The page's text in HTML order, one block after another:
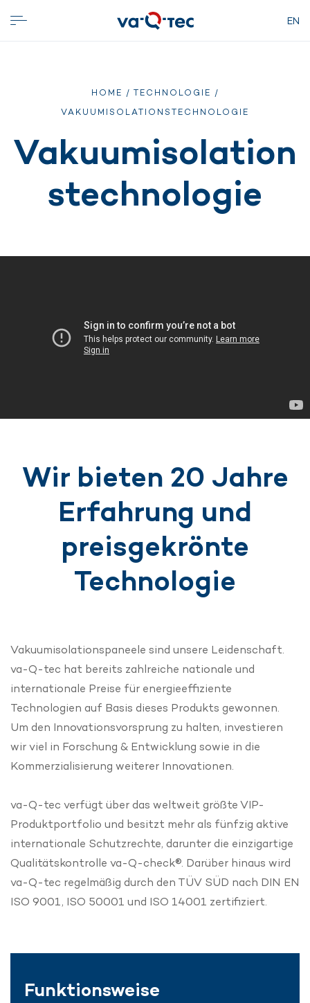
EN
HOME / TECHNOLOGIE /
VAKUUMISOLATIONSTECHNOLOGIE
Vakuumisolation
stechnologie
Wir bieten 20 Jahre
Erfahrung und
preisgekrönte
Technologie
Vakuumisolationspaneele sind unsere Leidenschaft.
va-Q-tec hat bereits zahlreiche nationale und
internationale Preise für energieeffiziente
Technologien auf Basis dieses Produkts gewonnen.
Um den Innovationsvorsprung zu halten, investieren
wir viel in Forschung & Entwicklung sowie in die
Kommerzialisierung weiterer Innovationen.
va-Q-tec verfügt über das weltweit größte VIP-
Produktportfolio und besitzt mehr als fünfzig aktive
internationale Schutzrechte, darunter die einzigartige
Qualitätskontrolle va-Q-check®. Darüber hinaus wird
va-Q-tec regelmäßig durch den TÜV SÜD nach DIN EN
ISO 9001, ISO 50001 und ISO 14001 zertifiziert.
Funktionsweise